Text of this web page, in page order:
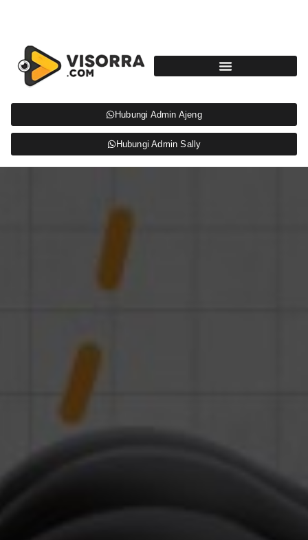
Hubungi Admin Ajeng
Hubungi Admin Sally